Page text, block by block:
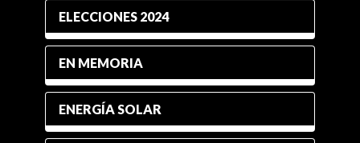
ELECCIONES 2024
EN MEMORIA
ENERGÍA SOLAR